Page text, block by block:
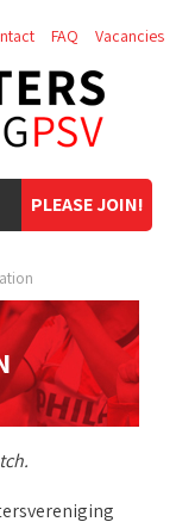
PLEASE JOIN!
FAQ Vacancies